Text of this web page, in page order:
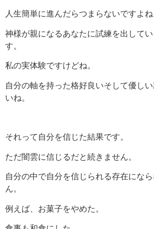
人生簡単に進んだらつまらないですよね
神様が親になるあなたに試練を出して
す。
私の実体験ですけどね。
自分の軸を持った格好良いそして優し
いね。
それって自分を信じた結果です。
ただ闇雲に信じるだと続きません。
自分の中で自分を信じられる存在にな
ん。
例えば、お菓子をやめた。